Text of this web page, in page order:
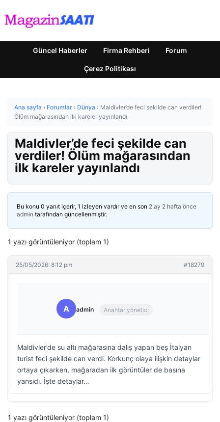
Güncel Haberler Firma Rehberi Forum
Çerez Politikası
Ana sayfa › Forumlar › Dünya › Maldivler’de feci şekilde can verdiler!
Ölüm mağarasından ilk kareler yayınlandı
Maldivler’de feci şekilde can
verdiler! Ölüm mağarasından
ilk kareler yayınlandı
Bu konu 0 yanıt içerir, 1 izleyen vardır ve en son 2 ay 2 hafta önce
admin tarafından güncellenmiştir.
1 yazı görüntüleniyor (toplam 1)
25/05/2026: 8:12 pm #18279
A admin Anahtar yönetici
Maldivler’de su altı mağarasına dalış yapan beş İtalyan
turist feci şekilde can verdi. Korkunç olaya ilişkin detaylar
ortaya çıkarken, mağaradan ilk görüntüler de basına
yansıdı. İşte detaylar…
1 yazı görüntüleniyor (toplam 1)